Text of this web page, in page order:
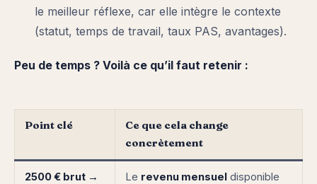
le meilleur réflexe, car elle intègre le contexte
(statut, temps de travail, taux PAS, avantages).
Peu de temps ? Voilà ce qu’il faut retenir :
Point clé
Ce que cela change
concrètement
2500 € brut →
Le revenu mensuel disponible